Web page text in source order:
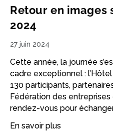
Retour en images
2024
27 juin 2024
Cette année, la journée
cadre exceptionnel :
130 participants,
Fédération des entreprises
rendez-vous pour
En savoir plus